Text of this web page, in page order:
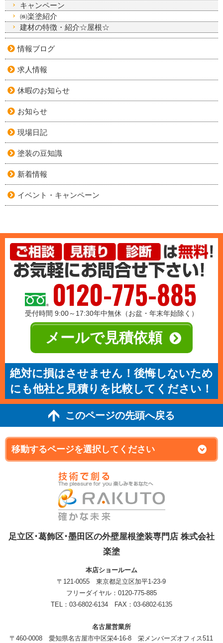
キャンペーン
㈱楽塗紹介
建材の特徴・紹介☆屋根☆
情報ブログ
求人情報
休暇のお知らせ
お知らせ
現場日記
塗装の豆知識
新着情報
イベント・キャンペーン
0120-775-885
受付時間 9:00～17:30年中無休（お盆・年末年始除く）
メールで見積依頼
絶対に損はさせません！後悔しないため
にも他社と見積りを比較してください！
このページの先頭へ戻る
足立区･葛飾区･墨田区の外壁屋根塗装専門店 株式会社
楽塗
本店ショールーム
〒121-0055 東京都足立区加平1-23-9
フリーダイヤル：0120-775-885
TEL：03-6802-6134 FAX：03-6802-6135
名古屋営業所
〒460-0008 愛知県名古屋市中区栄4-16-8 栄メンバーズオフィス511